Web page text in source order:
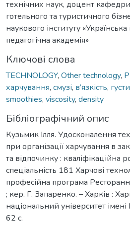
технічних наук, доцент
готельного та туристичного
наукового інституту
педагогічна академія»
Ключові слова
TECHNOLOGY, Other technology,
харчування, смузі, в’язкість,
smoothies, viscosity, density
Бібліографічний опис
Кузьмик Ілля. Удосконалення
при організації харчування в
та відпочинку : кваліфікаційна
спеціальність 181 Харчові
професійна програма
; кер. Г. Запаренко. – Харків :
національний університет
62 с.